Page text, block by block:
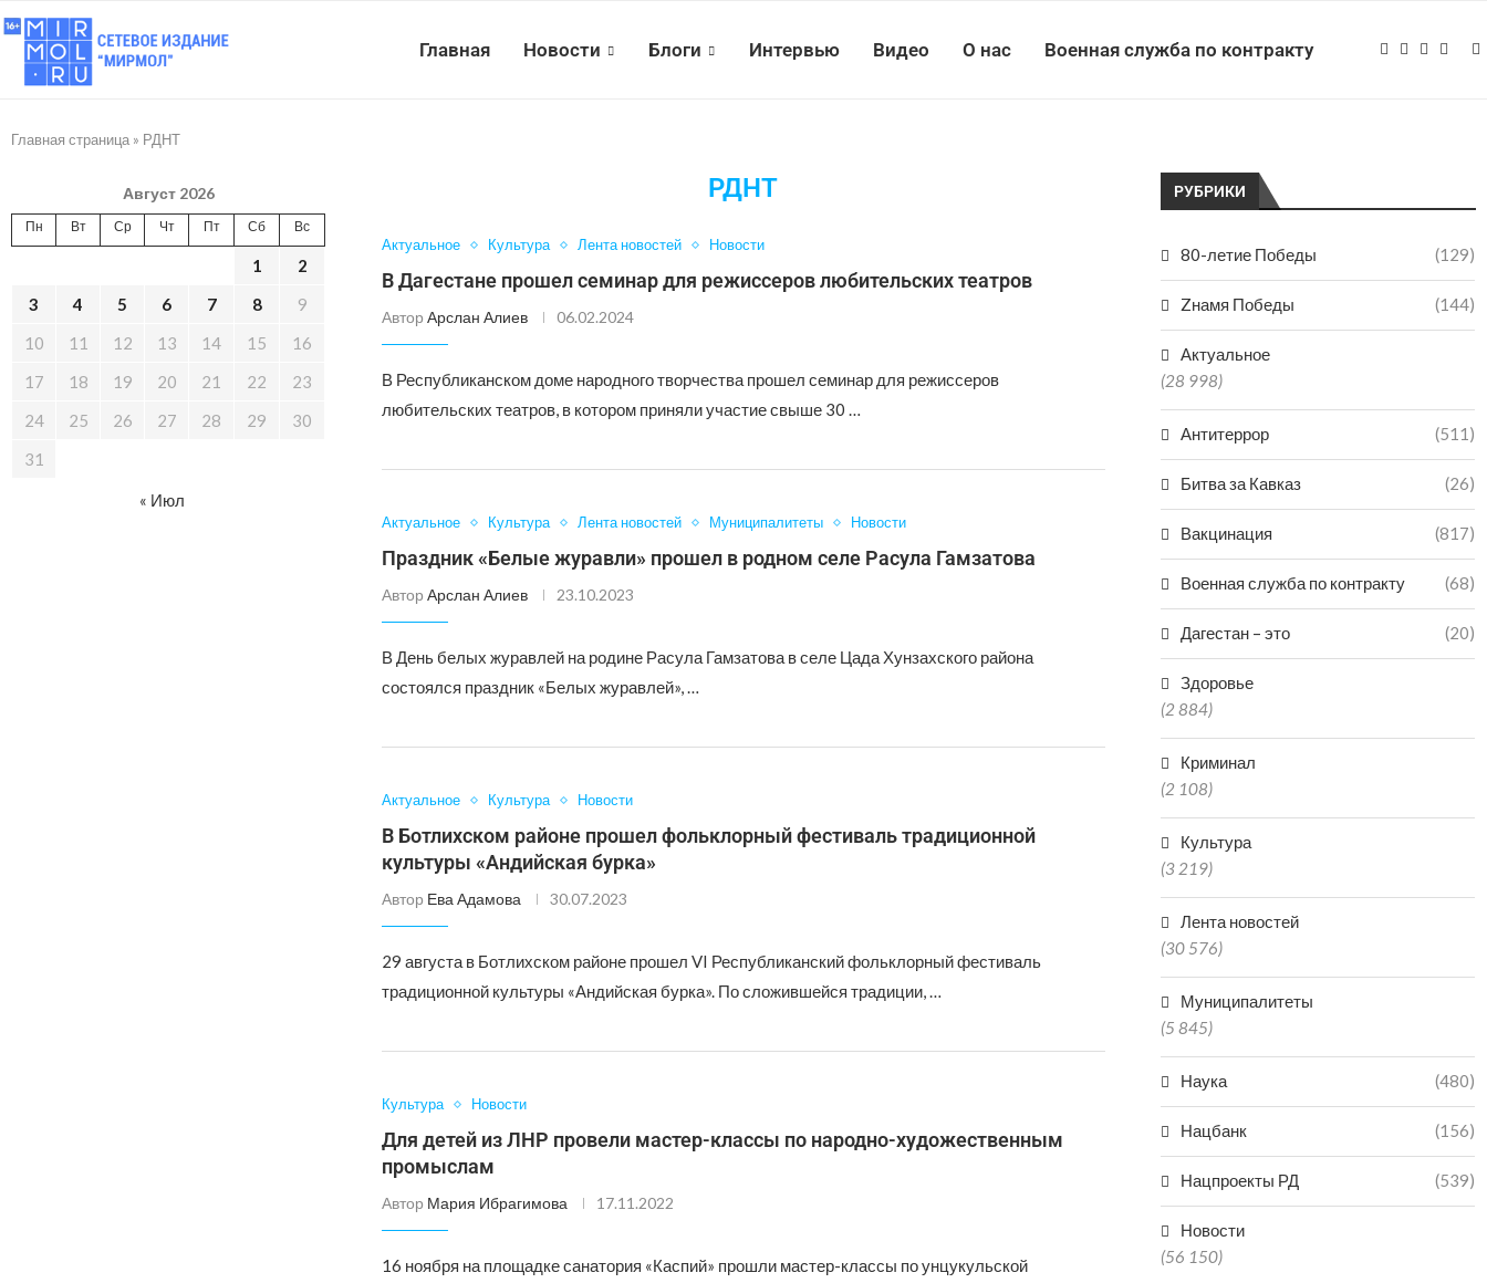
Главная Новости Блоги Интервью Видео О нас Военная служба по контракту
Главная страница » РДНТ
РДНТ
Актуальное Культура Лента новостей Новости
В Дагестане прошел семинар для режиссеров любительских театров
Автор Арслан Алиев 06.02.2024
В Республиканском доме народного творчества прошел семинар для режиссеров
любительских театров, в котором приняли участие свыше 30 …
Актуальное Культура Лента новостей Муниципалитеты Новости
Праздник «Белые журавли» прошел в родном селе Расула Гамзатова
Автор Арслан Алиев 23.10.2023
В День белых журавлей на родине Расула Гамзатова в селе Цада Хунзахского района
состоялся праздник «Белых журавлей», …
Актуальное Культура Новости
В Ботлихском районе прошел фольклорный фестиваль традиционной
культуры «Андийская бурка»
Автор Ева Адамова 30.07.2023
29 августа в Ботлихском районе прошел VI Республиканский фольклорный фестиваль
традиционной культуры «Андийская бурка». По сложившейся традиции, …
Культура Новости
Для детей из ЛНР провели мастер-классы по народно-художественным
промыслам
Автор Мария Ибрагимова 17.11.2022
16 ноября на площадке санатория «Каспий» прошли мастер-классы по унцукульской
РУБРИКИ
80-летие Победы (129)
Zнамя Победы (144)
Актуальное
(28 998)
Антитеррор (511)
Битва за Кавказ (26)
Вакцинация (817)
Военная служба по контракту (68)
Дагестан – это (20)
Здоровье
(2 884)
Криминал
(2 108)
Культура
(3 219)
Лента новостей
(30 576)
Муниципалитеты
(5 845)
Наука (480)
Нацбанк (156)
Нацпроекты РД (539)
Новости
(56 150)
Август 2026
Пн Вт Ср Чт Пт Сб Вс
1
2
3
4 5 6 7 8
9
10
11 12 13 14 15
16
17
18 19 20 21 22
23
24
25 26 27 28 29
30
31
« Июл